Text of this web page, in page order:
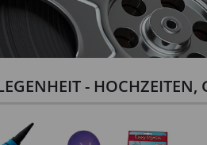
- HOCHZEITEN,